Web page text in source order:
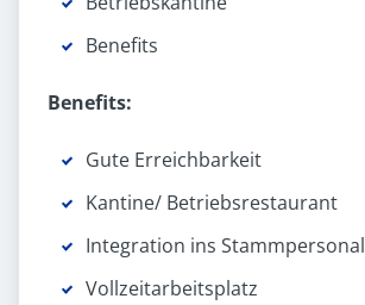
Benefits
Benefits:
Gute Erreichbarkeit
Kantine/ Betriebs­restaurant
Integration ins Stammpersonal
Vollzeit­arbeitsplatz